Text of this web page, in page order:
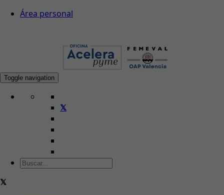
Área personal
Toggle navigation